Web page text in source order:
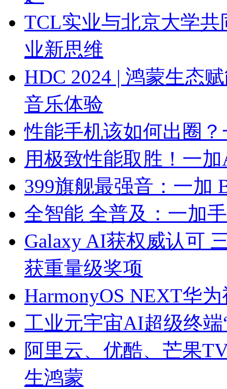
TCL实业与北京大学
业新思维
HDC 2024 | 鸿蒙生态
音乐体验
性能手机该如何出圈
用极致性能取胜！一加
399旗舰最强音：一加
全智能 全普及：一加
Galaxy AI获权威认可
获重量级奖项
HarmonyOS NEXT华
工业元宇宙AI超级终
阿里云、优酷、芒果
生鸿蒙